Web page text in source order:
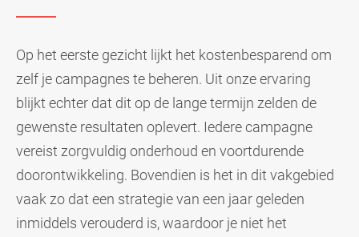
Op het eerste gezicht lijkt het kostenbesparend om
zelf je campagnes te beheren. Uit onze ervaring
blijkt echter dat dit op de lange termijn zelden de
gewenste resultaten oplevert. Iedere campagne
vereist zorgvuldig onderhoud en voortdurende
doorontwikkeling. Bovendien is het in dit vakgebied
vaak zo dat een strategie van een jaar geleden
inmiddels verouderd is, waardoor je niet het